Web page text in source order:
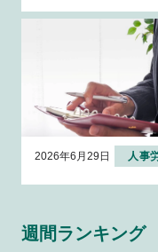
2026年6月29日 人事
週間ランキング